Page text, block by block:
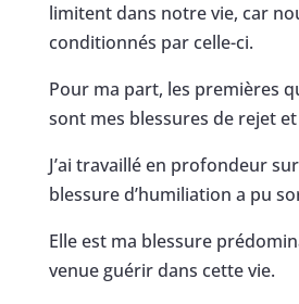
limitent dans notre vie, car
conditionnés par celle-ci.
Pour ma part, les premières
sont mes blessures de rejet
J’ai travaillé en profondeur
blessure d’humiliation a pu
Elle est ma blessure
venue guérir dans cette vie.